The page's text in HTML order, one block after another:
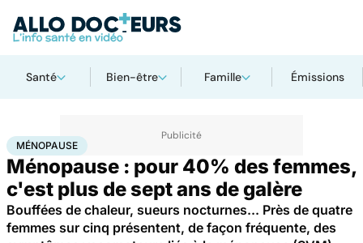
Santé Bien-être Famille Émissions
AccueilSantéMaladies Ménopause
MÉNOPAUSE
Ménopause : pour 40% des femmes,
c'est plus de sept ans de galère
Bouffées de chaleur, sueurs nocturnes... Près de quatre
femmes sur cinq présentent, de façon fréquente, des